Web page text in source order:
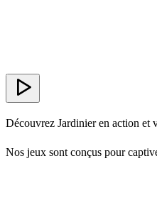
Découvrez Jardinier en action et
Nos jeux sont conçus pour